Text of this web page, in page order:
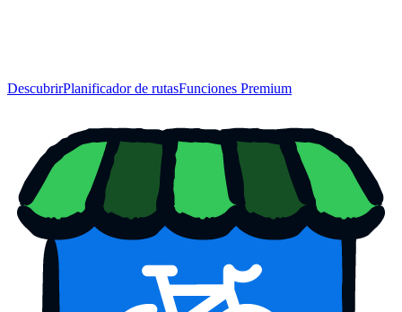
DescubrirPlanificador de rutasFunciones Premium